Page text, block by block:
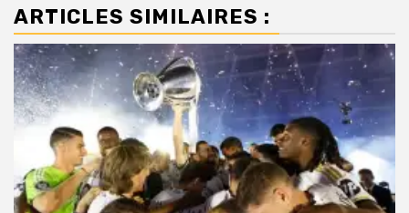
ARTICLES SIMILAIRES :